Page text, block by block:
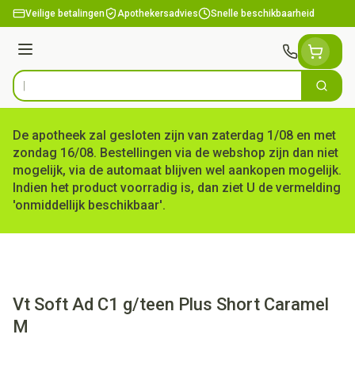
Ga naar de inhoud
Veilige betalingen Apothekersadvies Snelle beschikbaarheid
Menu
Product, merk, categorie... Zoek
De apotheek zal gesloten zijn van zaterdag 1/08 en met
zondag 16/08. Bestellingen via de webshop zijn dan niet
mogelijk, via de automaat blijven wel aankopen mogelijk.
Indien het product voorradig is, dan ziet U de vermelding
'onmiddellijk beschikbaar'.
Vt Soft Ad C1 g/teen Plus Short Caramel
M